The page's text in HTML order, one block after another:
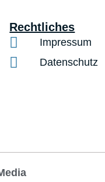
Rechtliches
Impressum
Datenschutz